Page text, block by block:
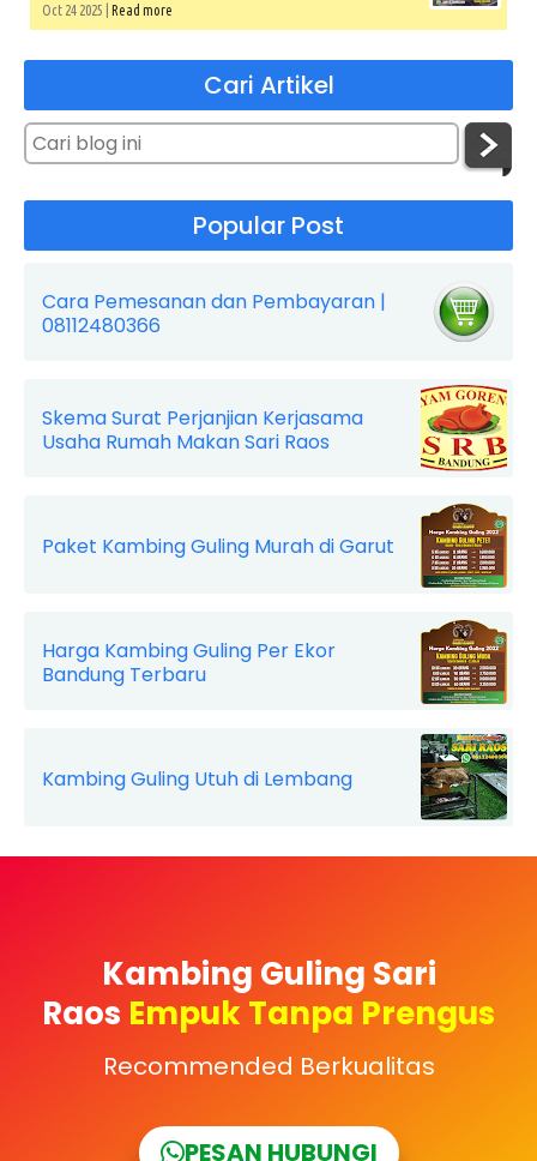
Oct 24 2025 | Read more
Cari Artikel
Popular Post
Cara Pemesanan dan Pembayaran |
08112480366
Skema Surat Perjanjian Kerjasama
Usaha Rumah Makan Sari Raos
Paket Kambing Guling Murah di Garut
Harga Kambing Guling Per Ekor
Bandung Terbaru
Kambing Guling Utuh di Lembang
Kambing Guling Sari
Raos Empuk Tanpa Prengus
Recommended Berkualitas
PESAN HUBUNGI